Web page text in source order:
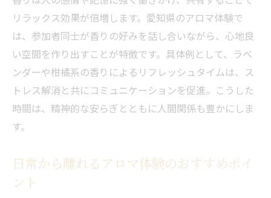
リラックス効果が倍増します。愛知県のアロマ体験で
は、参加者同士が香りの好みを話し合いながら、心地良
い空間を作り出すことが特徴です。具体例として、ラベ
ンダーや柑橘系の香りによるリフレッシュタイムは、ス
トレス解消と共にコミュニケーションを促進。こうした
時間は、精神的な安らぎとともに人間関係も豊かにしま
す。
日常から離れるアロマ体験のおすすめポイ
ント